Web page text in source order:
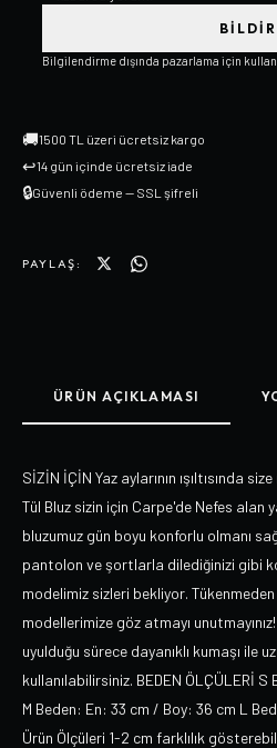
BILDIR
Bilgilendirme dışında pazarlama için
🚚1500 TL üzeri ücretsiz kargo
↩14 gün içinde ücretsiz iade
🔒Güvenli ödeme — SSL şifreli
PAYLAŞ:
ÜRÜN AÇIKLAMASI
SİZİN İÇİN Yaz aylarının ışıltısında
Tül Bluz sizin için Carpe'de Nefes alan
bluzumuz gün boyu konforlu olmanı
pantolon ve şortlarla dilediğinizi gibi
modelimiz sizleri bekliyor.
modellerimize göz atmayı
uyulduğu sürece dayanıklı kumaşı ile
kullanılabilirsiniz. BEDEN ÖLÇÜLERİ
M Beden: En: 33 cm / Boy: 36 cm L
Ürün Ölçüleri 1-2 cm farklılık